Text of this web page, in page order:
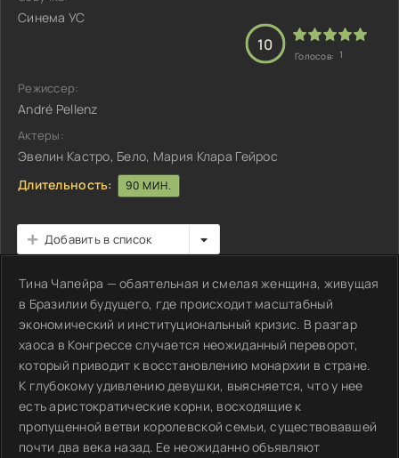
Синема УС
10
Голосов: 1
Режиссер:
André Pellenz
Актеры:
Эвелин Кастро, Бело, Мария Клара Гейрос
Длительность:
90 МИН.
Добавить в список
Тина Чапейра — обаятельная и смелая женщина, живущая
в Бразилии будущего, где происходит масштабный
экономический и институциональный кризис. В разгар
хаоса в Конгрессе случается неожиданный переворот,
который приводит к восстановлению монархии в стране.
К глубокому удивлению девушки, выясняется, что у нее
есть аристократические корни, восходящие к
пропущенной ветви королевской семьи, существовавшей
почти два века назад. Ее неожиданно объявляют